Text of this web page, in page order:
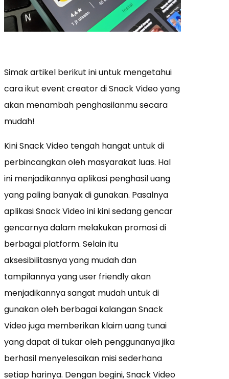
Simak artikel berikut ini untuk mengetahui
cara ikut event creator di Snack Video yang
akan menambah penghasilanmu secara
mudah!
Kini Snack Video tengah hangat untuk di
perbincangkan oleh masyarakat luas. Hal
ini menjadikannya aplikasi penghasil uang
yang paling banyak di gunakan. Pasalnya
aplikasi Snack Video ini kini sedang gencar
gencarnya dalam melakukan promosi di
berbagai platform. Selain itu
aksesibilitasnya yang mudah dan
tampilannya yang user friendly akan
menjadikannya sangat mudah untuk di
gunakan oleh berbagai kalangan Snack
Video juga memberikan klaim uang tunai
yang dapat di tukar oleh penggunanya jika
berhasil menyelesaikan misi sederhana
setiap harinya. Dengan begini, Snack Video